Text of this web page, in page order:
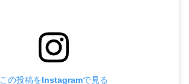
この投稿をInstagramで見る